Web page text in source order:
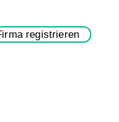
registrieren